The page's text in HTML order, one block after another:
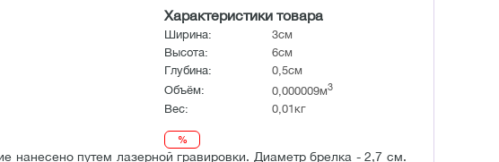
Характеристики товара
Ширина:
3см
Высота:
6см
Глубина:
0,5см
Объём:
0,000009м3
Вес: 0,01кг
%
нанесено путем лазерной гравировки. Диаметр брелка - 2,7 см.